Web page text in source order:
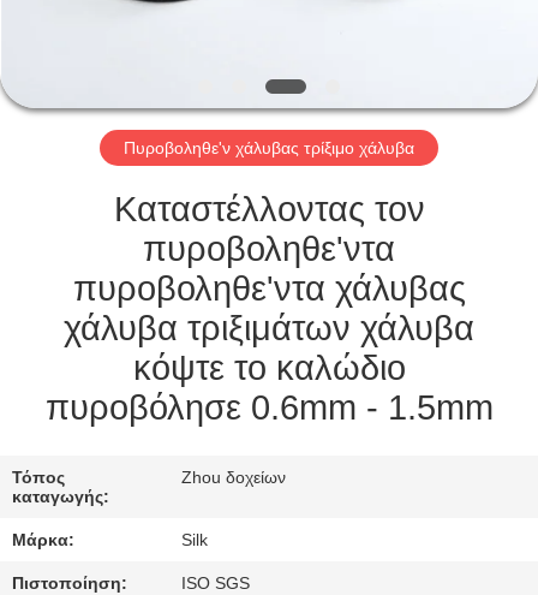
ΈΛΕΓΧΟΣ
ΜΑΣ
ΕΛΆΤΕ
ΕΠΑΦΉ
ΕΙΔΉΣΕΙΣ
ΠΕΡΙΠΤΏΣΕΙΣ
ΖΗΤΉΣΤΕ
ΈΝΑ
ΑΠΌΣΠΑΣΜΑ
Πυροβοληθε'ν χάλυβας τρίξιμο χάλυβα
Καταστέλλοντας τον
πυροβοληθε'ντα
πυροβοληθε'ντα χάλυβας
χάλυβα τριξιμάτων χάλυβα
κόψτε το καλώδιο
πυροβόλησε 0.6mm - 1.5mm
Τόπος
καταγωγής:
Zhou δοχείων
Μάρκα: Silk
Πιστοποίηση: ISO SGS